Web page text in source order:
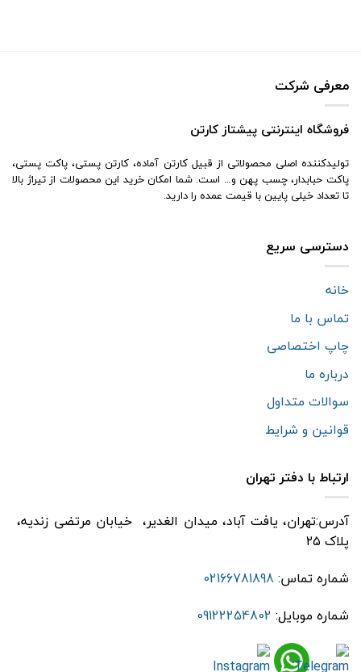
معرفی شرکت
فروشگاه اینترنتی پیشتاز کارتن
تولیدکننده اصلی محصولاتی از قبیل کارتن آماده، کارتن پستی، پاکت پستی،
پاکت حبابدار، چسب پهن و… است. شما امکان خرید این محصولات از تیراژ بالا
تا تعداد خیلی پایین با قیمت عمده را دارید.
دسترسی سریع
خانه
تماس با ما
چاپ اختصاصی
درباره ما
سوالات متداول
قوانین و شرایط
ارتباط با دفتر تهران
آدرس:تهران، یافت آباد، میدان الغدیر، خیابان مرتضی زندیه،
پلاک ۲۵
شماره تماس:02166781898
شماره موبایل: 09122254802